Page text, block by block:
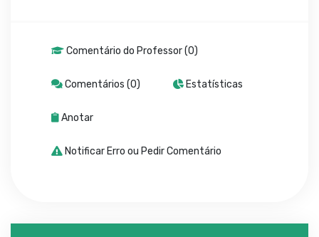
Comentário do Professor (0)
Comentários (0) Estatísticas
Anotar
Notificar Erro ou Pedir Comentário